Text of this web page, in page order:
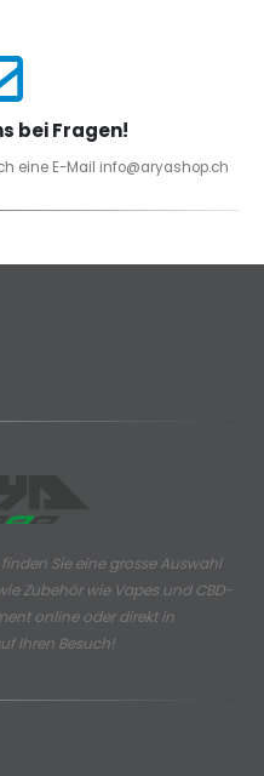
bei Fragen!
eine E-Mail info@aryashop.ch
Sie eine grosse Auswahl
Zubehör wie Vapes und CBD-
online oder direkt in
Ihren Besuch!